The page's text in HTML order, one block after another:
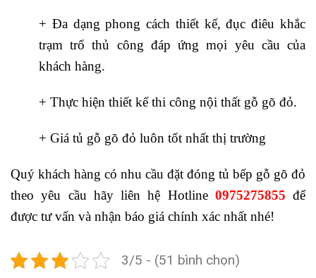
+ Đa dạng phong cách thiết kế, đục điêu khắc
trạm trổ thủ công đáp ứng mọi yêu cầu của
khách hàng.
+ Thực hiện thiết kế thi công nội thất gỗ gõ đỏ.
+ Giá tủ gỗ gõ đỏ luôn tốt nhất thị trường
Quý khách hàng có nhu cầu đặt đóng tủ bếp gỗ gõ đỏ
theo yêu cầu hãy liên hệ Hotline 0975275855 để
được tư vấn và nhận báo giá chính xác nhất nhé!
3/5 - (51 bình chọn)